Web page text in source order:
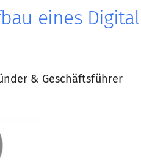
eines
& Geschäftsführer